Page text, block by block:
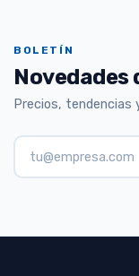
BOLETÍN
Novedades
Precios, tendencias